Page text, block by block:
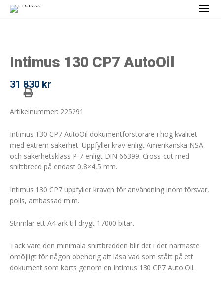
Intimus 130 CP7 AutoOil
31 830 kr
Artikelnummer: 225291
Intimus 130 CP7 AutoOil dokumentförstörare i hög kvalitet
med extrem säkerhet. Uppfyller krav enligt Amerikanska NSA
och säkerhetsklass P-7 enligt DIN 66399. Cross-cut med
snittbredd på endast 0,8×4,5 mm.
Intimus 130 CP7 uppfyller kraven för användning inom försvar,
polis, ambassad m.m.
Strimlar ett A4 ark till drygt 17000 bitar.
Tack vare den minimala snittbredden blir det i det närmaste
omöjligt för någon obehörig att läsa vad som stått på ett
dokument som körts genom en Intimus 130 CP7 Auto Oil.